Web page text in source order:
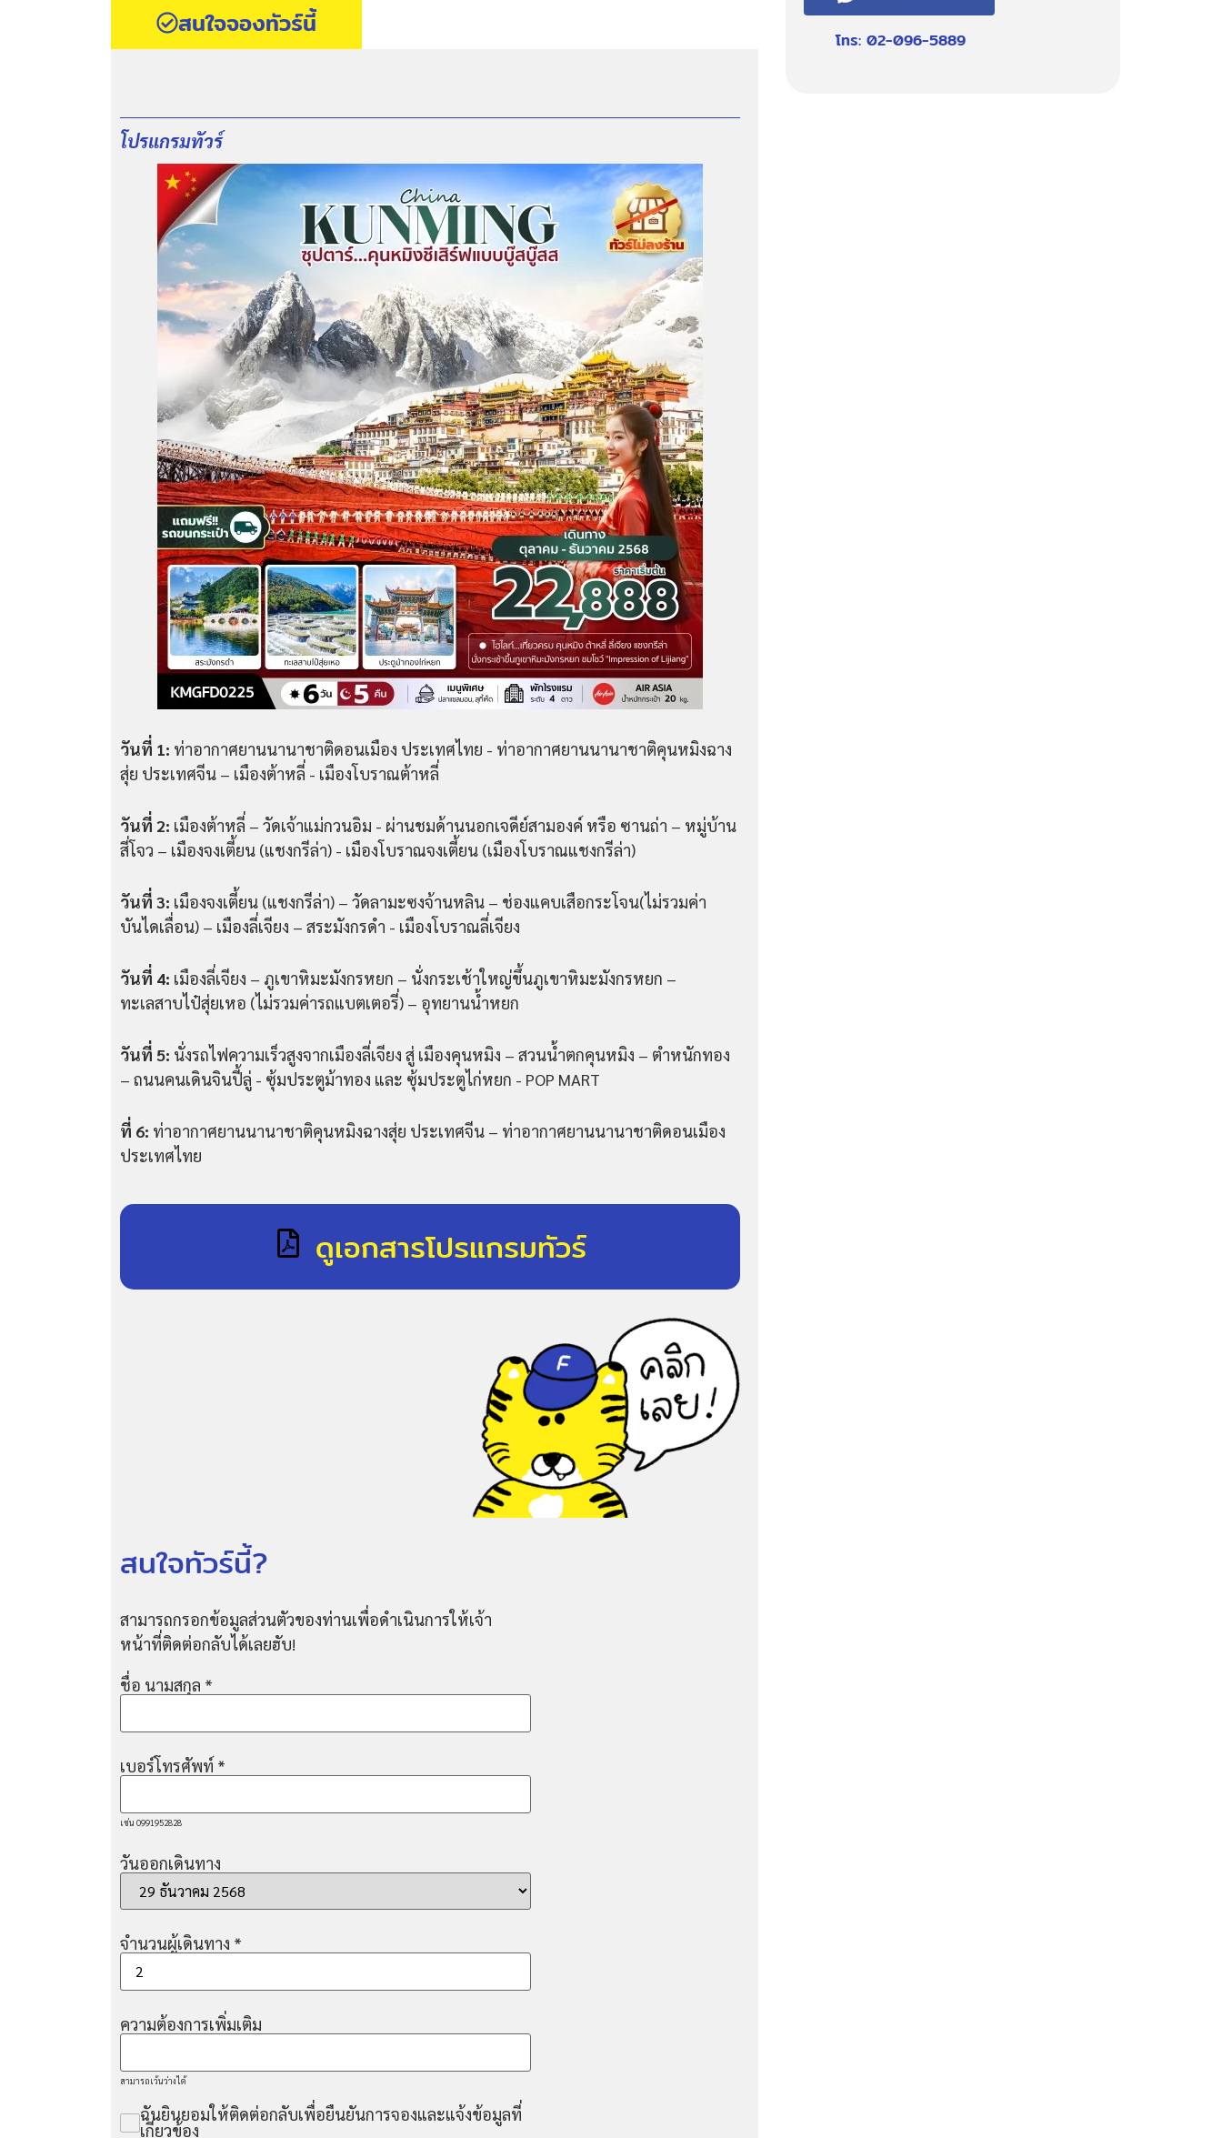
สนใจจองทัวร์นี้
โปรแกรมทัวร์
วันที่ 1: ท่าอากาศยานนานาชาติดอนเมือง ประเทศไทย - ท่าอากาศยานนานาชาติคุนหมิงฉาง
สุ่ย ประเทศจีน – เมืองต้าหลี่ - เมืองโบราณต้าหลี่
วันที่ 2: เมืองต้าหลี่ – วัดเจ้าแม่กวนอิม - ผ่านชมด้านนอกเจดีย์สามองค์ หรือ ซานถ่า – หมู่บ้าน
สี่โจว – เมืองจงเตี้ยน (แชงกรีล่า) - เมืองโบราณจงเตี้ยน (เมืองโบราณแชงกรีล่า)
วันที่ 3: เมืองจงเตี้ยน (แชงกรีล่า) – วัดลามะซงจ้านหลิน – ช่องแคบเสือกระโจน(ไม่รวมค่า
บันไดเลื่อน) – เมืองลี่เจียง – สระมังกรดำ - เมืองโบราณลี่เจียง
วันที่ 4: เมืองลี่เจียง – ภูเขาหิมะมังกรหยก – นั่งกระเช้าใหญ่ขึ้นภูเขาหิมะมังกรหยก –
ทะเลสาบไป๋สุ่ยเหอ (ไม่รวมค่ารถแบตเตอรี่) – อุทยานน้ำหยก
วันที่ 5: นั่งรถไฟความเร็วสูงจากเมืองลี่เจียง สู่ เมืองคุนหมิง – สวนน้ำตกคุนหมิง – ตำหนักทอง
– ถนนคนเดินจินปี้ลู่ - ซุ้มประตูม้าทอง และ ซุ้มประตูไก่หยก - POP MART
ที่ 6: ท่าอากาศยานนานาชาติคุนหมิงฉางสุ่ย ประเทศจีน – ท่าอากาศยานนานาชาติดอนเมือง
ประเทศไทย
ดูเอกสารโปรแกรมทัวร์
สนใจทัวร์นี้?
สามารถกรอกข้อมูลส่วนตัวของท่านเพื่อดำเนินการให้เจ้า
หน้าที่ติดต่อกลับได้เลยฮับ!
ชื่อ นามสกุล *
เบอร์โทรศัพท์ *
เช่น 0991952828
วันออกเดินทาง
จำนวนผู้เดินทาง *
ความต้องการเพิ่มเติม
สามารถเว้นว่างได้
ฉันยินยอมให้ติดต่อกลับเพื่อยืนยันการจองและแจ้งข้อมูลที่
เกี่ยวข้อง
โทร: 02-096-5889